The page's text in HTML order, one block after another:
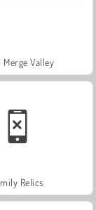
Merge Valley
Relics